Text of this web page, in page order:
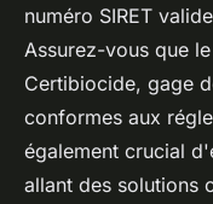
numéro SIRET
Assurez-vous que
Certibiocide, gage
conformes aux
également crucial
allant des solutions